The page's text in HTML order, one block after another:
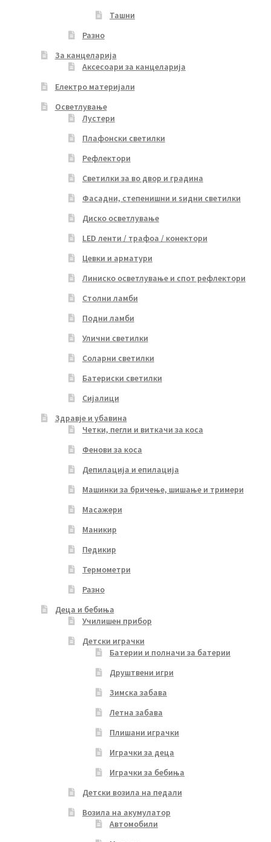
Ташни
Разно
За канцеларија
Аксесоари за канцеларија
Електро материјали
Осветлување
Лустери
Плафонски светилки
Рефлектори
Светилки за во двор и градина
Фасадни, степенишни и ѕидни светилки
Диско осветлување
LED ленти / трафоа / конектори
Цевки и арматури
Линиско осветлување и спот рефлектори
Столни ламби
Подни ламби
Улични светилки
Соларни светилки
Батериски светилки
Сијалици
Здравје и убавина
Четки, пегли и виткачи за коса
Фенови за коса
Депилација и епилација
Машинки за бричење, шишање и тримери
Масажери
Маникир
Педикир
Термометри
Разно
Деца и бебиња
Училишен прибор
Детски играчки
Батерии и полначи за батерии
Друштвени игри
Зимска забава
Летна забава
Плишани играчки
Играчки за деца
Играчки за бебиња
Детски возила на педали
Возила на акумулатор
Автомобили